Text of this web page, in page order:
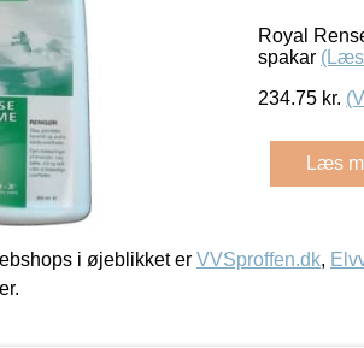
Royal
spakar
234.75 kr.
Læs
i øjeblikket er VVSproffen.dk,